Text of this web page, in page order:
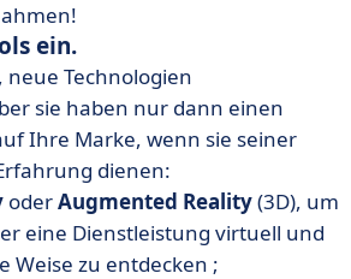
ein.
neue Technologien
sie haben nur dann einen
Ihre Marke, wenn sie seiner
dienen:
oderAugmented Reality(3D), um
eine Dienstleistung virtuell und
Weise zu entdecken ;